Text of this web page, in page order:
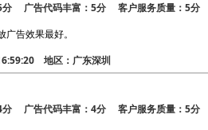
广告代码丰富：5分 客户服务质量：5分
告效果最好。
地区：广东深圳
广告代码丰富：4分 客户服务质量：5分